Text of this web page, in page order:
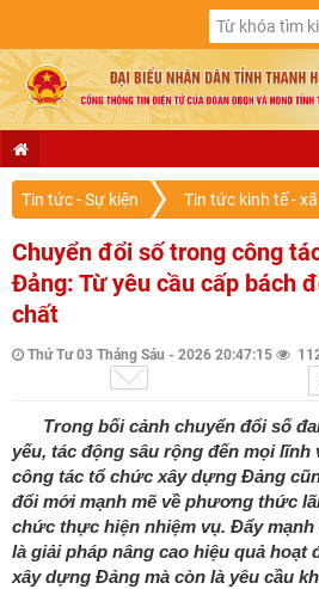
Tin tức - Sự kiện Tin tức kinh tế -
Chuyển đổi số trong công
Đảng: Từ yêu cầu cấp bách
chất
Thứ Tư 03 Tháng Sáu - 2026 20:47:15
Trong bối cảnh chuyển đổi số
yếu, tác động sâu rộng đến mọi
công tác tổ chức xây dựng Đảng
đổi mới mạnh mẽ về phương thức
chức thực hiện nhiệm vụ. Đẩy
là giải pháp nâng cao hiệu quả hoạt
xây dựng Đảng mà còn là yêu cầu